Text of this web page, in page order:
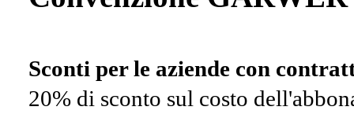
Sconti per le aziende con
20% di sconto sul costo